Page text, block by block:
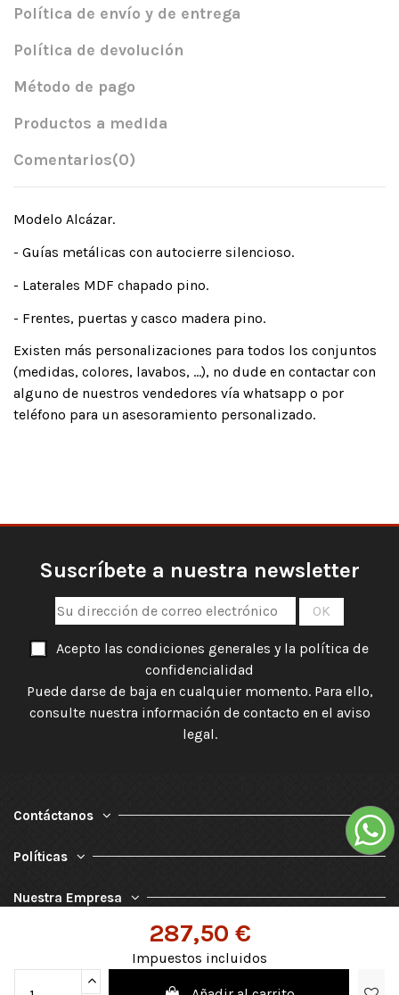
287,50 €
Impuestos incluidos
Política de envío y de entrega
Política de devolución
Método de pago
Productos a medida
Comentarios(0)
Modelo Alcázar.
- Guías metálicas con autocierre silencioso.
- Laterales MDF chapado pino.
- Frentes, puertas y casco madera pino.
Existen más personalizaciones para todos los conjuntos
(medidas, colores, lavabos, ...), no dude en contactar con
alguno de nuestros vendedores vía whatsapp o por
teléfono para un asesoramiento personalizado.
Suscríbete a nuestra newsletter
Acepto las condiciones generales y la política de
confidencialidad
Puede darse de baja en cualquier momento. Para ello,
consulte nuestra información de contacto en el aviso
legal.
Contáctanos
Políticas
Nuestra Empresa